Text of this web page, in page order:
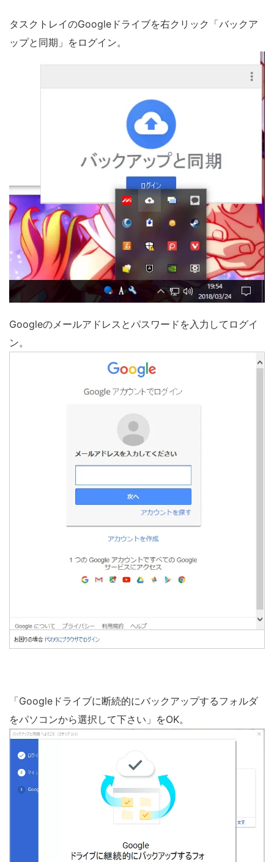
タスクトレイのGoogleドライブを右クリック「バックア
ップと同期」をログイン。
Googleのメールアドレスとパスワードを入力してログイ
ン。
「Googleドライブに断続的にバックアップするフォルダ
をパソコンから選択して下さい」をOK。